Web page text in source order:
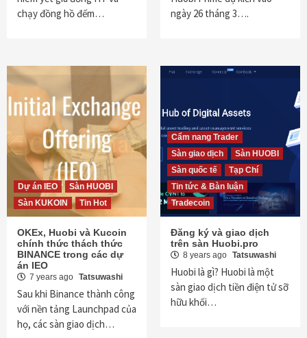
chạy đồng hồ đếm…
ngày 26 tháng 3….
Dự án IEO
Sàn HUOBI
Sàn KUKOIN
Tin Hot
OKEx, Huobi và Kucoin
chính thức thách thức
BINANCE trong các dự
án IEO
7 years ago Tatsuwashi
Sau khi Binance thành công
với nền tảng Launchpad của
họ, các sàn giao dịch…
Cẩm nang Trader
Sàn giao dịch
Sàn HUOBI
Sàn quốc tế
Tạp Chí
Tin tức & Bàn luận
Tradecoin
Đăng ký và giao dịch
trên sàn Huobi.pro
8 years ago Tatsuwashi
Huobi là gì? Huobi là một
sàn giao dịch tiền điện tử sỡ
hữu khối…